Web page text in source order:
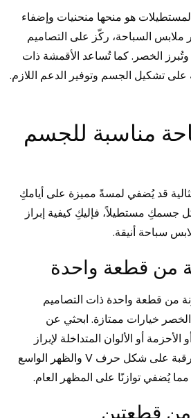
هو منحها منحنيات وإضفاء
ملابس السباحة، ركّز على التصاميم
وتُبرز الخصر. كما تُساعد الأقمشة ذات
على تشكيل الجسم وتوفير الدعم اللازم.
مناسبة للجسم
قد يُضفي لمسةً مميزة على أيامكِ
مستطيلاً، فإليكِ كيفية إبراز
سباحة أنيقة.
من قطعة واحدة
من قطعة واحدة ذات التصاميم
خيارات ممتازة. ابحثي عن
أو الألوان المتداخلة لإبراز
المنحنيات. تُبرز خطوط الرقبة على شكل حرف V والظهر الواسع
يُضفي توازنًا على المظهر العام.